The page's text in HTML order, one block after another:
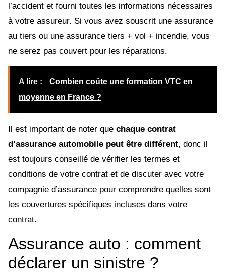
l’accident et fourni toutes les informations nécessaires
à votre assureur. Si vous avez souscrit une assurance
au tiers ou une assurance tiers + vol + incendie, vous
ne serez pas couvert pour les réparations.
A lire :
Combien coûte une formation VTC en
moyenne en France ?
Il est important de noter que chaque contrat
d’assurance automobile peut être différent, donc il
est toujours conseillé de vérifier les termes et
conditions de votre contrat et de discuter avec votre
compagnie d’assurance pour comprendre quelles sont
les couvertures spécifiques incluses dans votre
contrat.
Assurance auto : comment
déclarer un sinistre ?